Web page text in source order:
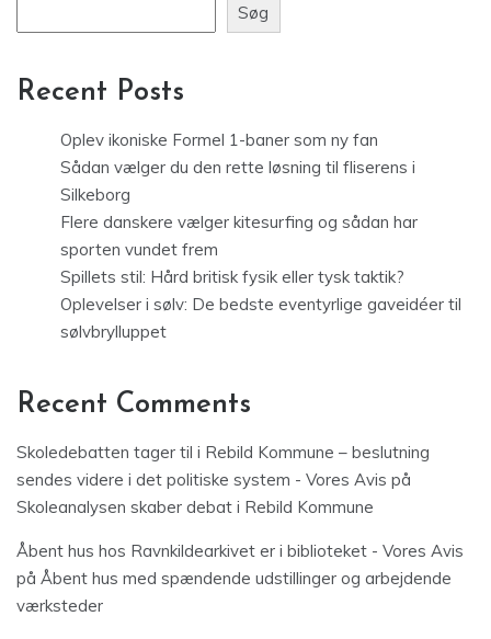
Søg
Recent Posts
Oplev ikoniske Formel 1-baner som ny fan
Sådan vælger du den rette løsning til fliserens i
Silkeborg
Flere danskere vælger kitesurfing og sådan har
sporten vundet frem
Spillets stil: Hård britisk fysik eller tysk taktik?
Oplevelser i sølv: De bedste eventyrlige gaveidéer til
sølvbrylluppet
Recent Comments
Skoledebatten tager til i Rebild Kommune – beslutning
sendes videre i det politiske system - Vores Avis på
Skoleanalysen skaber debat i Rebild Kommune
Åbent hus hos Ravnkildearkivet er i biblioteket - Vores Avis
på Åbent hus med spændende udstillinger og arbejdende
værksteder